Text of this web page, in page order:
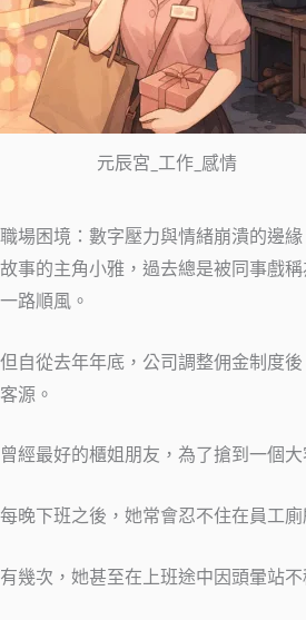
元辰宮_工作_感情
職場困境：數字壓力與情緒崩潰的邊緣
故事的主角小雅，過去總是被同事戲
一路順風。
但自從去年年底，公司調整佣金制度
客源。
曾經最好的櫃姐朋友，為了搶到一個
每晚下班之後，她常會忍不住在員工
有幾次，她甚至在上班途中因頭暈站